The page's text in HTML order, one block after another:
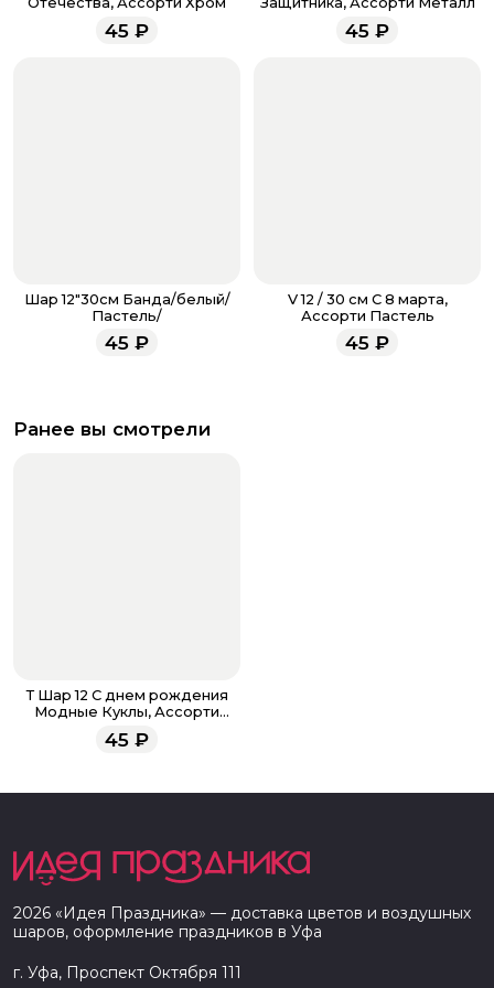
менеджеры работают ежедневно с 9.00 до 23.00 и
всегда рады проконсультировать вас.
45 ₽ 45 ₽
Шар 12"30см Банда/белый/
Пастель/
45 ₽
V 12 / 30 см С 8 марта,
Ассорти Пастель
45 ₽
Ранее вы смотрели
Т Шар 12 С днем рождения
Модные Куклы, Ассорти
Пастель
45 ₽
2026 «Идея Праздника» — доставка цветов и воздушных
шаров, оформление праздников в Уфа
г. Уфа, Проспект Октября 111